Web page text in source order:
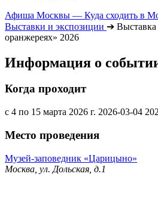
Афиша Москвы — Куда сходить в
Выставки и экспозиции ➔
оранжереях» 2026
Информация о
Когда проходит
с 4 по 15 марта 2026 г. 2026-03-04
Место проведения
Музей-заповедник «Царицыно»
Москва, ул. Дольская, д.1